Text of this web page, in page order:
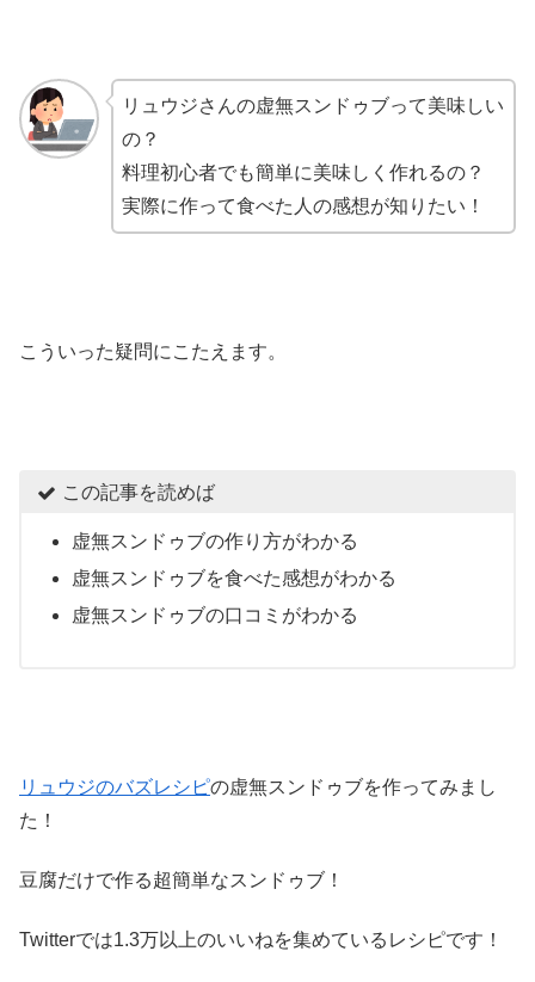
リュウジさんの虚無スンドゥブって美味しい
の？
料理初心者でも簡単に美味しく作れるの？
実際に作って食べた人の感想が知りたい！
こういった疑問にこたえます。
この記事を読めば
虚無スンドゥブの作り方がわかる
虚無スンドゥブを食べた感想がわかる
虚無スンドゥブの口コミがわかる
リュウジのバズレシピの虚無スンドゥブを作ってみまし
た！
豆腐だけで作る超簡単なスンドゥブ！
Twitterでは1.3万以上のいいねを集めているレシピです！